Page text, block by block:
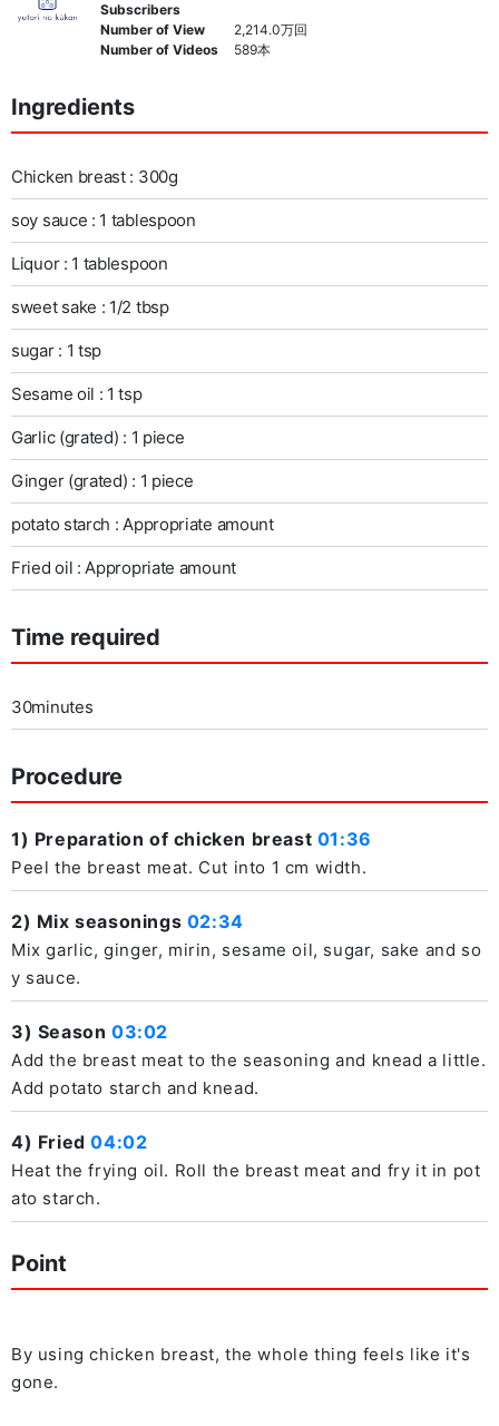
Subscribers
Number of View
2,214.0万回
Number of Videos
589本
Ingredients
Chicken breast : 300g
soy sauce : 1 tablespoon
Liquor : 1 tablespoon
sweet sake : 1/2 tbsp
sugar : 1 tsp
Sesame oil : 1 tsp
Garlic (grated) : 1 piece
Ginger (grated) : 1 piece
potato starch : Appropriate amount
Fried oil : Appropriate amount
Time required
30minutes
Procedure
1) Preparation of chicken breast 01:36
Peel the breast meat. Cut into 1 cm width.
2) Mix seasonings 02:34
Mix garlic, ginger, mirin, sesame oil, sugar, sake and so
y sauce.
3) Season 03:02
Add the breast meat to the seasoning and knead a little.
Add potato starch and knead.
4) Fried04:02
Heat the frying oil. Roll the breast meat and fry it in pot
ato starch.
Point
By using chicken breast, the whole thing feels like it's
gone.